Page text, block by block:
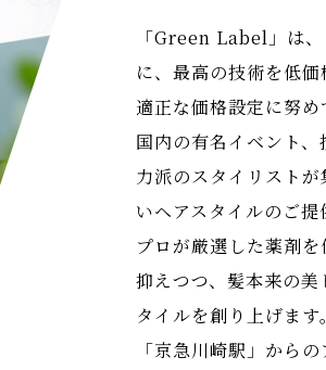
「Green Label」は
に、最高の技術を低価
適正な価格設定に努め
国内の有名イベント
力派のスタイリスト
いヘアスタイルのご提
プロが厳選した薬剤
抑えつつ、髪本来の
タイルを創り上げます。
「京急川崎駅」から